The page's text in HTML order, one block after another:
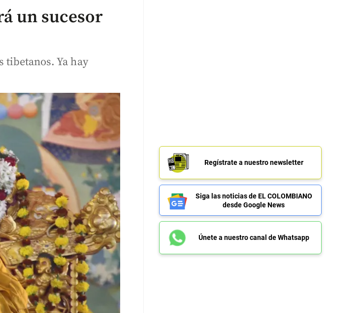
un sucesor
tibetanos. Ya hay
Regístrate a nuestro newsletter
Siga las noticias de EL COLOMBIANO
desde Google News
Únete a nuestro canal de Whatsapp